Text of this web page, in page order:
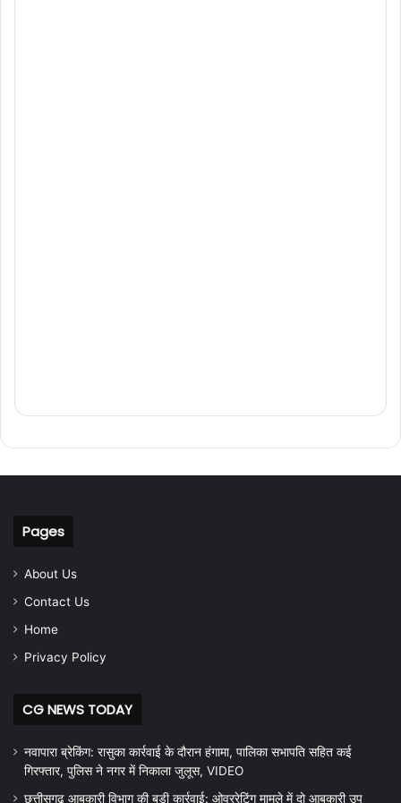
Pages
About Us
Contact Us
Home
Privacy Policy
CG NEWS TODAY
नवापारा ब्रेकिंग: रासुका कार्रवाई के दौरान हंगामा, पालिका सभापति सहित कई
गिरफ्तार, पुलिस ने नगर में निकाला जुलूस, VIDEO
छत्तीसगढ़ आबकारी विभाग की बड़ी कार्रवाई: ओवररेटिंग मामले में दो आबकारी उप